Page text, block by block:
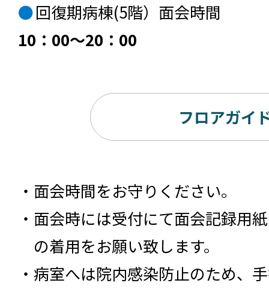
回復期病棟(5階）面会時間
10：00～20：00
フロアガイ
面会時間をお守りください。
面会時には受付にて面会記録用
の着用をお願い致します。
病室へは院内感染防止のため、